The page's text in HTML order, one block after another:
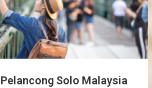
Pelancong Solo Malaysia